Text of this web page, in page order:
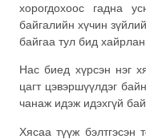
хорогдохоос гадна
байгалийн хүчин
байгаа тул бид
Нас биед хүрсэн нэг
цагт цэвэршүүлдэг
чанаж идэж идэхгүй
Хясаа түүж